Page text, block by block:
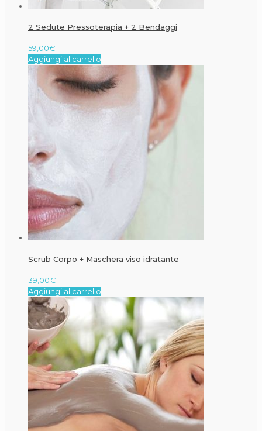
2 Sedute Pressoterapia + 2 Bendaggi
59,00€
Aggiungi al carrello
Scrub Corpo + Maschera viso idratante
39,00€
Aggiungi al carrello